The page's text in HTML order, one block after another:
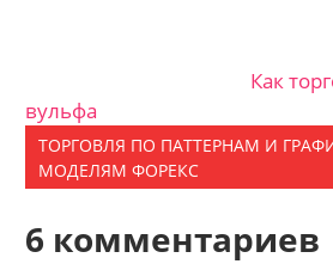
Как
вульфа
ТОРГОВЛЯ ПО ПАТТЕРНАМ И
МОДЕЛЯМ ФОРЕКС
6 комментариев